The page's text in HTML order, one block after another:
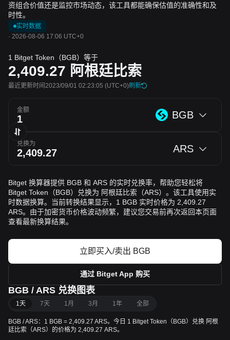
资组合价值还是监控市场动态，该工具都能确保估值的准确性和及
时性。
实时数据
· 2026-08-06 17:06 UTC+0
1 Bitget Token（BGB）等于
2,409.27 阿根廷比索
最近更新时间2023/09/01 02:23:05 (UTC+0)刷新
金额 BGB
兑换为 ARS
Bitget 换算器提供 BGB 和 ARS 的实时兑换率，帮助您轻松将
Bitget Token（BGB）兑换为 阿根廷比索（ARS）。该工具使用实
时数据换算。当前转换结果显示，1 BGB 实时价格为 2,409.27
ARS。由于加密货币价格波动频繁，建议您交易前再次返回本页面
查看最新换算结果。
立即买入/卖出 BGB
通过 Bitget App 购买
BGB / ARS 兑换图表
1天 7天 1月 3月 1年 全部
BGB / ARS：1 BGB = 2,409.27 ARS。今日 1 Bitget Token（BGB）兑换 阿根
廷比索（ARS）的价格为 2,409.27 ARS。